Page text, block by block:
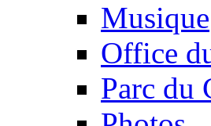
Musique
Office
Parc du